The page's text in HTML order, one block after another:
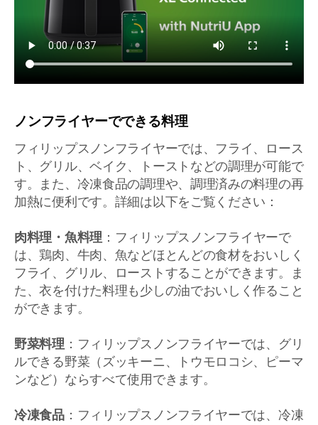
ノンフライヤーでできる料理
フィリップスノンフライヤーでは、フライ、ロース
ト、グリル、ベイク、トーストなどの調理が可能で
す。また、冷凍食品の調理や、調理済みの料理の再
加熱に便利です。詳細は以下をご覧ください：
肉料理・魚料理 ：フィリップスノンフライヤーで
は、鶏肉、牛肉、魚などほとんどの食材をおいしく
フライ、グリル、ローストすることができます。ま
た、衣を付けた料理も少しの油でおいしく作ること
ができます。
野菜料理 ：フィリップスノンフライヤーでは、グリ
ルできる野菜（ズッキーニ、トウモロコシ、ピーマ
ンなど）ならすべて使用できます。
冷凍食品：フィリップスノンフライヤーでは、冷凍